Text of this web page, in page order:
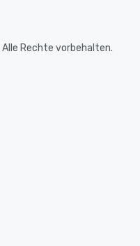
Rechte vorbehalten.